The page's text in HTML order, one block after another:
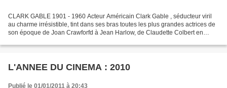
CLARK GABLE 1901 - 1960 Acteur Américain Clark Gable , séducteur viril
au charme irrésistible, tint dans ses bras toutes les plus grandes actrices de
son époque de Joan Crawforfd à Jean Harlow, de Claudette Colbert en
L'ANNEE DU CINEMA : 2010
Publié le 01/01/2011 à 20:43